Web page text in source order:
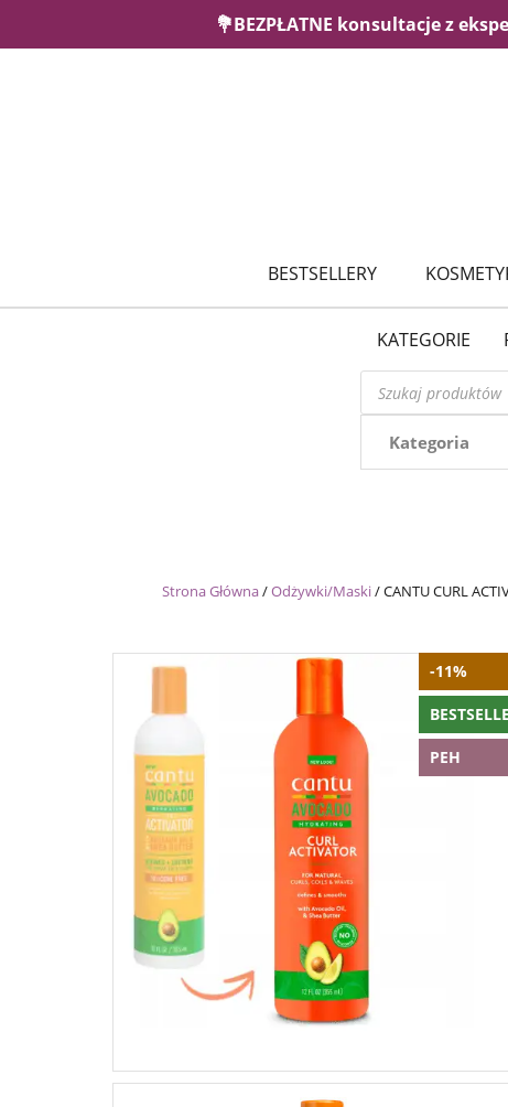
💐BEZPŁATNE konsultacje z
BESTSELLERY
KATEGORIE
Wyszukiwarka
produktów
Strona Główna/Odżywki/Maski/CANTU CURL
-11%
PEH